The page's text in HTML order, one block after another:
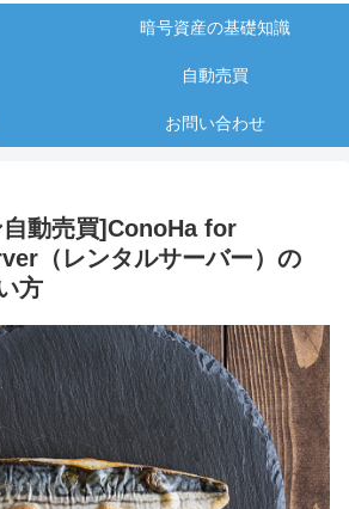
暗号資産の基礎知識
自動売買
お問い合わせ
自動売買]ConoHa for
（レンタルサーバー）の
方